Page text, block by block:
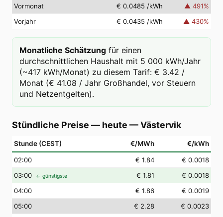
Vormonat
€ 0.0485 /kWh ▲ 491%
Vorjahr
€ 0.0435 /kWh ▲ 430%
Monatliche Schätzung für einen
durchschnittlichen Haushalt mit 5 000 kWh/Jahr
(~417 kWh/Monat) zu diesem Tarif: € 3.42 /
Monat (€ 41.08 / Jahr Großhandel, vor Steuern
und Netzentgelten).
Stündliche Preise — heute —Västervik
Stunde (CEST) €/MWh €/kWh
02:00 € 1.84
€ 0.0018
03:00 ← günstigste € 1.81
€ 0.0018
04:00 € 1.86
€ 0.0019
05:00 € 2.28
€ 0.0023